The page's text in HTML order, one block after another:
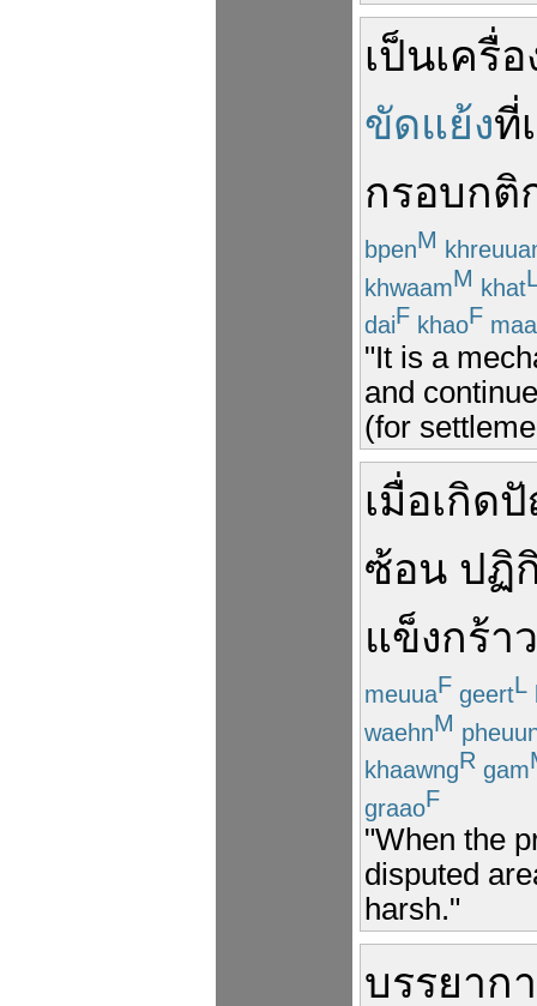
เป็นเครื่
ขัดแย้งที่
กรอบกติ
bpenM
khwaamM khat
daiF khaoF maa
"It is a
and
(for
เมื่อเกิด
ซ้อน ปฏิ
แข็งกร้าว
meuuaF geertL
waehnM
khaawngR gam
graaoF
"When the
disputed
harsh."
บรรยาก